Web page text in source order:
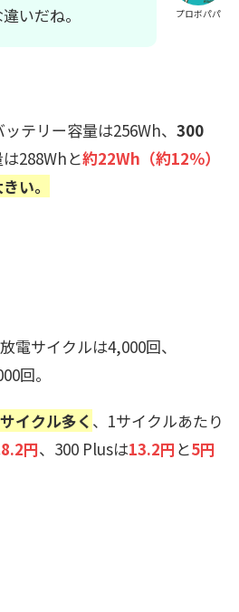
プロボパパ
いだね。
ッテリー容量は256Wh、 300
288Whと約22Wh（約12％）
い。
電サイクルは4,000回、
回。
イクル多く 、1サイクルあたり
8.2円、300 Plusは13.2円 と5円